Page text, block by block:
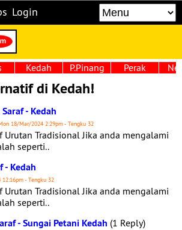
Login
Kedah P.Pinang Perak
di Kedah!
- Kedah
18/Mar/2024 2:29pm - Tengku 32
Urutan Tradisional Jika anda mengalami
seperti..
- Kedah
- Tengku 32
Urutan Tradisional Jika anda mengalami
seperti..
- Sungai Petani Kedah (1 Reply)